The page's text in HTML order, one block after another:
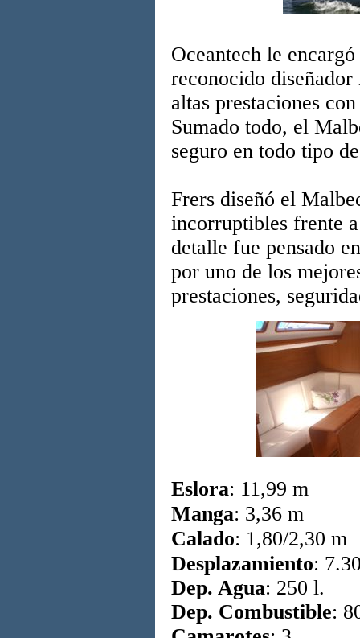
Oceantech le
reconocido
altas prestaciones
Sumado todo, el
seguro en todo tipo
Frers diseñó el
incorruptibles frente
detalle fue pensado
por uno de los
prestaciones,
Eslora: 11,99 m
Manga: 3,36 m
Calado: 1,80/2,30 m
Desplazamiento:
Dep. Agua: 250 l.
Dep. Combustible: